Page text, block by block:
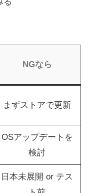
NGなら
まずストアで更新
OSアップデートを
検討
日本未展開 or テス